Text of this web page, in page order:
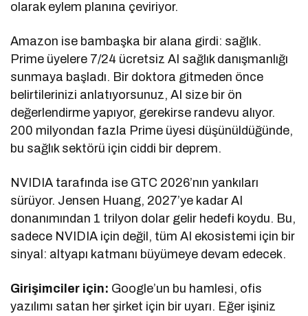
olarak eylem planına çeviriyor.
Amazon ise bambaşka bir alana girdi: sağlık.
Prime üyelere 7/24 ücretsiz AI sağlık danışmanlığı
sunmaya başladı. Bir doktora gitmeden önce
belirtilerinizi anlatıyorsunuz, AI size bir ön
değerlendirme yapıyor, gerekirse randevu alıyor.
200 milyondan fazla Prime üyesi düşünüldüğünde,
bu sağlık sektörü için ciddi bir deprem.
NVIDIA tarafında ise GTC 2026’nın yankıları
sürüyor. Jensen Huang, 2027’ye kadar AI
donanımından 1 trilyon dolar gelir hedefi koydu. Bu,
sadece NVIDIA için değil, tüm AI ekosistemi için bir
sinyal: altyapı katmanı büyümeye devam edecek.
Girişimciler için: Google’un bu hamlesi, ofis
yazılımı satan her şirket için bir uyarı. Eğer işiniz